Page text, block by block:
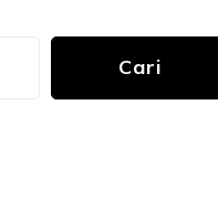
Cari